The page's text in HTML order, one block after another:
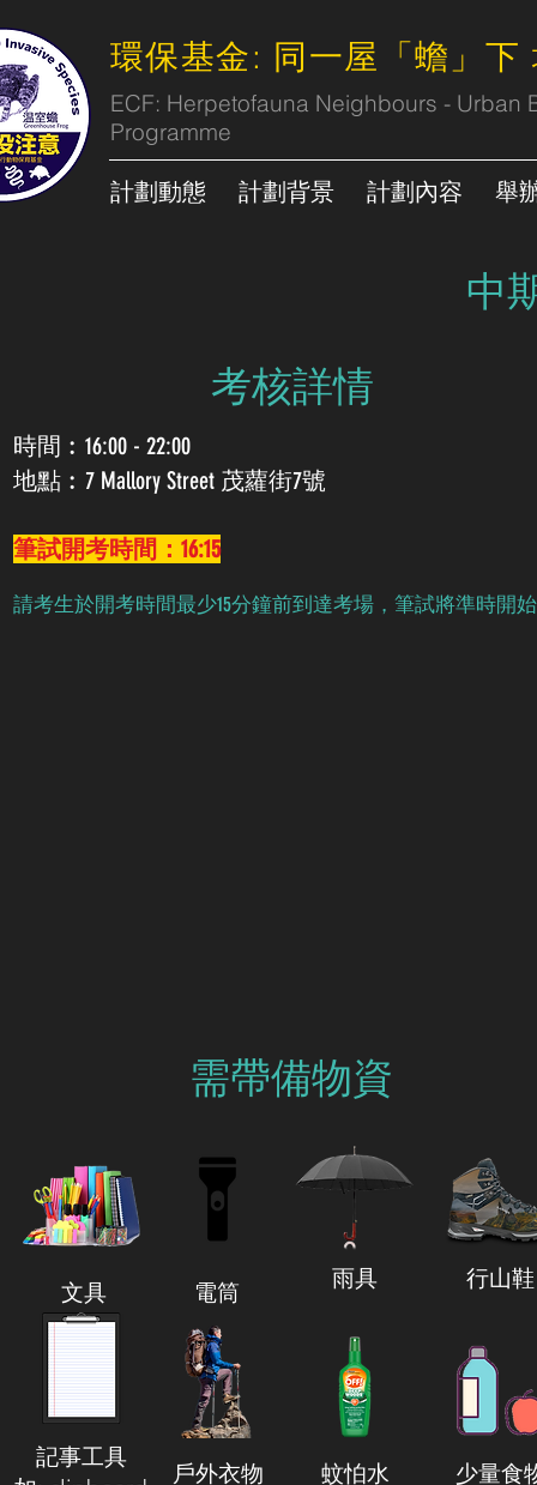
環保基金: 同一屋「蟾」下
ECF: Herpetofauna Neighbours -
Programme
計劃動態 計劃背景 計劃內容 舉
中
​考核詳情
時間︰16:00 - 22:00
地點︰7 Mallory Street 茂蘿街7號
筆試開考時間：16:15
請考生於開考時間最少15分鐘前到達考場，筆試將準時開始
​需帶備物資
​文具
記事工具
電筒
​戶外衣物
​雨具
蚊怕水
行山鞋
少量食